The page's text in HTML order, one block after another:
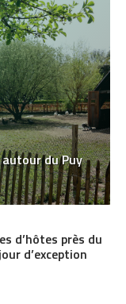
du Puy
d’hôtes près du
d’exception